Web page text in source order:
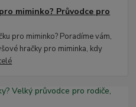
miminko? Průvodce pro
pro miminko? Poradíme vám,
hračky pro miminka, kdy